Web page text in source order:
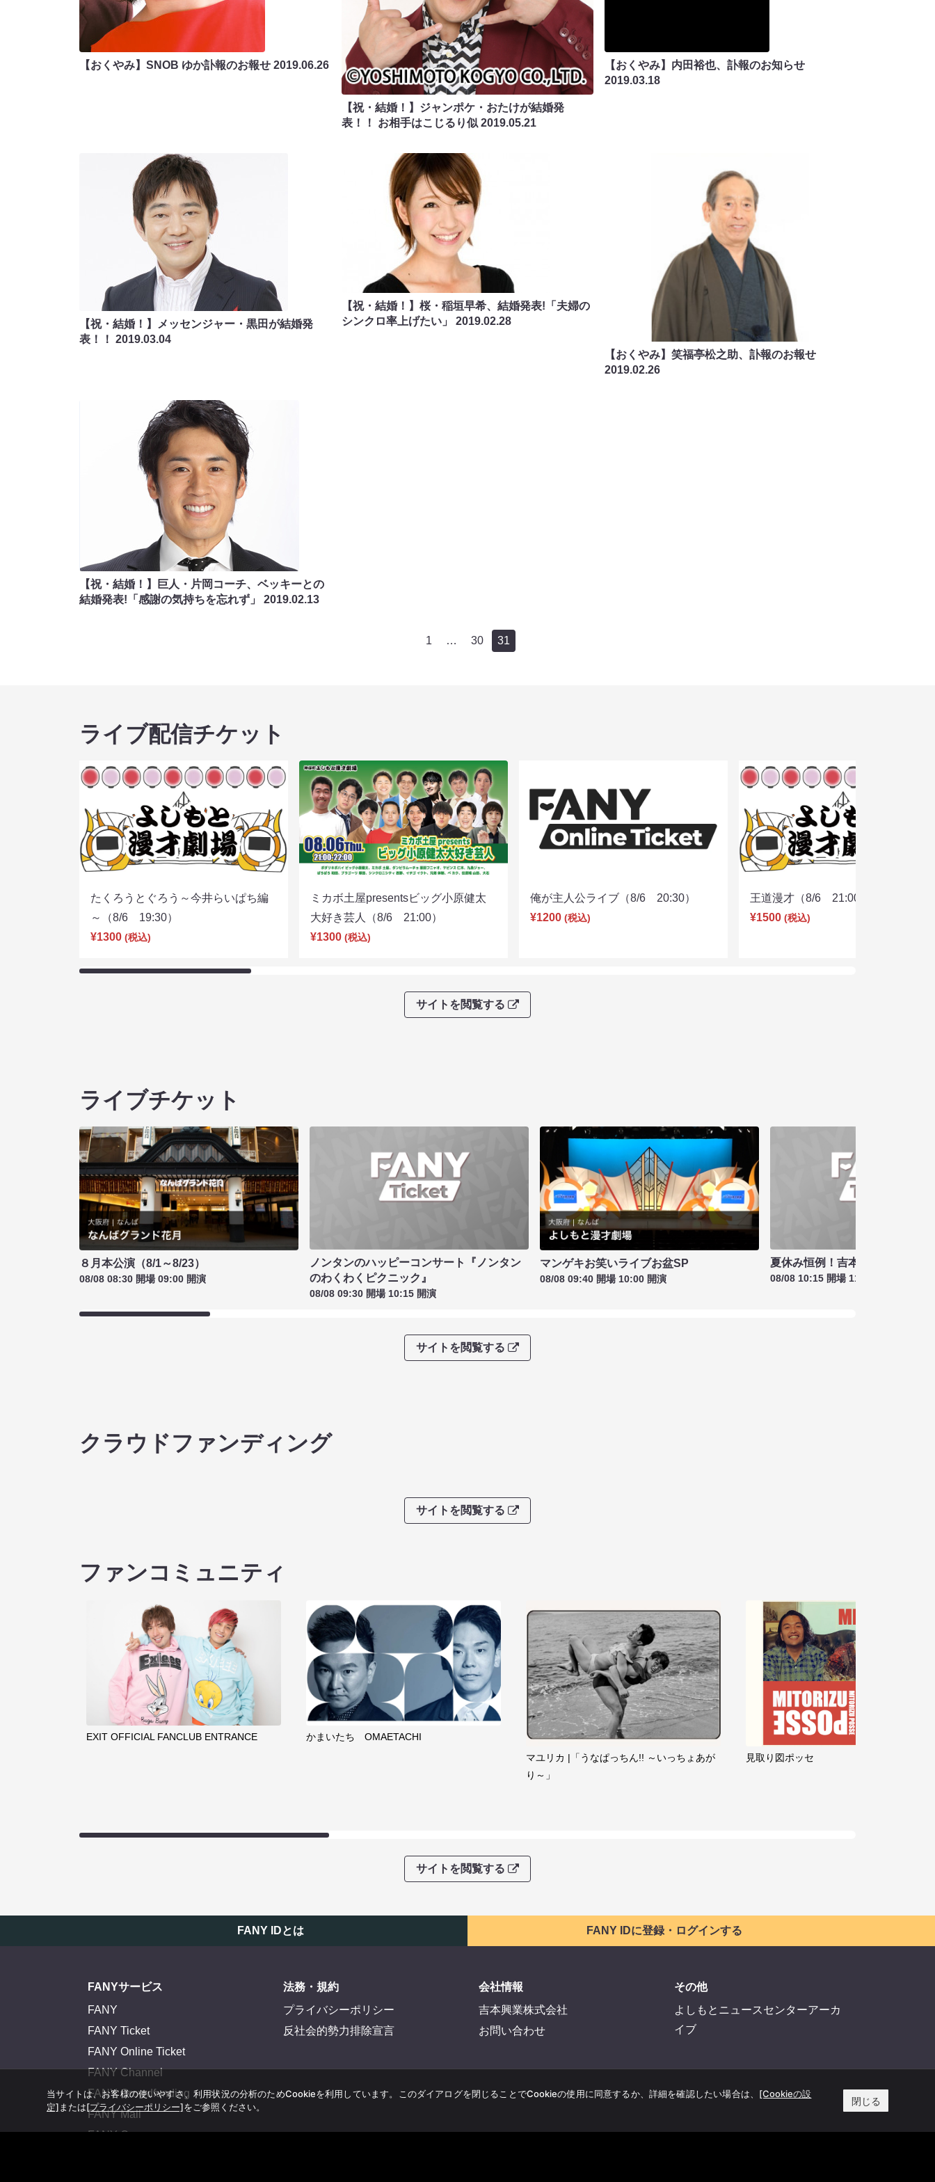
【おくやみ】SNOB ゆか訃報のお報せ 2019.06.26
【祝・結婚！】ジャンポケ・おたけが結婚発
表！！ お相手はこじるり似2019.05.21
【おくやみ】内田裕也、訃報のお知らせ
2019.03.18
【祝・結婚！】メッセンジャー・黒田が結婚発
表！！ 2019.03.04
【祝・結婚！】桜・稲垣早希、結婚発表!「夫婦の
シンクロ率上げたい」2019.02.28
【おくやみ】笑福亭松之助、訃報のお報せ
2019.02.26
【祝・結婚！】巨人・片岡コーチ、ベッキーとの
結婚発表!「感謝の気持ちを忘れず」 2019.02.13
1 … 30 31
ライブ配信チケット
たくろうとぐろう～今井らいぱち編
～（8/6 19:30）
¥1300 (税込)
ミカボ土屋presentsビッグ小原健太
大好き芸人（8/6 21:00）
¥1300 (税込)
俺が主人公ライブ（8/6 20:30）
¥1200 (税込)
王道漫才（8/6 21:00）
¥1500 (税込)
サイトを閲覧する
ライブチケット
８月本公演（8/1～8/23）
08/08 08:30 開場 09:00 開演
ノンタンのハッピーコンサート『ノンタン
のわくわくピクニック』
08/08 09:30 開場 10:15 開演
マンゲキお笑いライブお盆SP
08/08 09:40 開場 10:00 開演
夏休み恒例！吉本新喜劇＆バラ
08/08 10:15 開場 11:00 開演
サイトを閲覧する
クラウドファンディング
サイトを閲覧する
ファンコミュニティ
EXIT OFFICIAL FANCLUB ENTRANCE
かまいたち OMAETACHI
マユリカ |「うなぱっちん!! ～いっちょあが
り～」
見取り図ポッセ
サイトを閲覧する
FANY IDとは FANY IDに登録・ログインする
FANYサービス
FANY
FANY Ticket
FANY Online Ticket
FANY Channel
FANY Crowdfunding
FANY Mall
FANY Commu
法務・規約
プライバシーポリシー
反社会的勢力排除宣言
会社情報
吉本興業株式会社
お問い合わせ
その他
よしもとニュースセンターアーカ
イブ
当サイトは、お客様の使いやすさ、利用状況の分析のためCookieを利用しています。このダイアログを閉じることでCookieの使用に同意するか、詳細を確認したい場合は、 [Cookieの設
定] または[プライバシーポリシー]をご参照ください。
閉じる